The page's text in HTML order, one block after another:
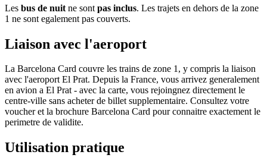
Les bus de nuit ne sont pas inclus. Les trajets en dehors de la zone
1 ne sont egalement pas couverts.
Liaison avec l'aeroport
La Barcelona Card couvre les trains de zone 1, y compris la liaison
avec l'aeroport El Prat. Depuis la France, vous arrivez generalement
en avion a El Prat - avec la carte, vous rejoingnez directement le
centre-ville sans acheter de billet supplementaire. Consultez votre
voucher et la brochure Barcelona Card pour connaitre exactement le
perimetre de validite.
Utilisation pratique